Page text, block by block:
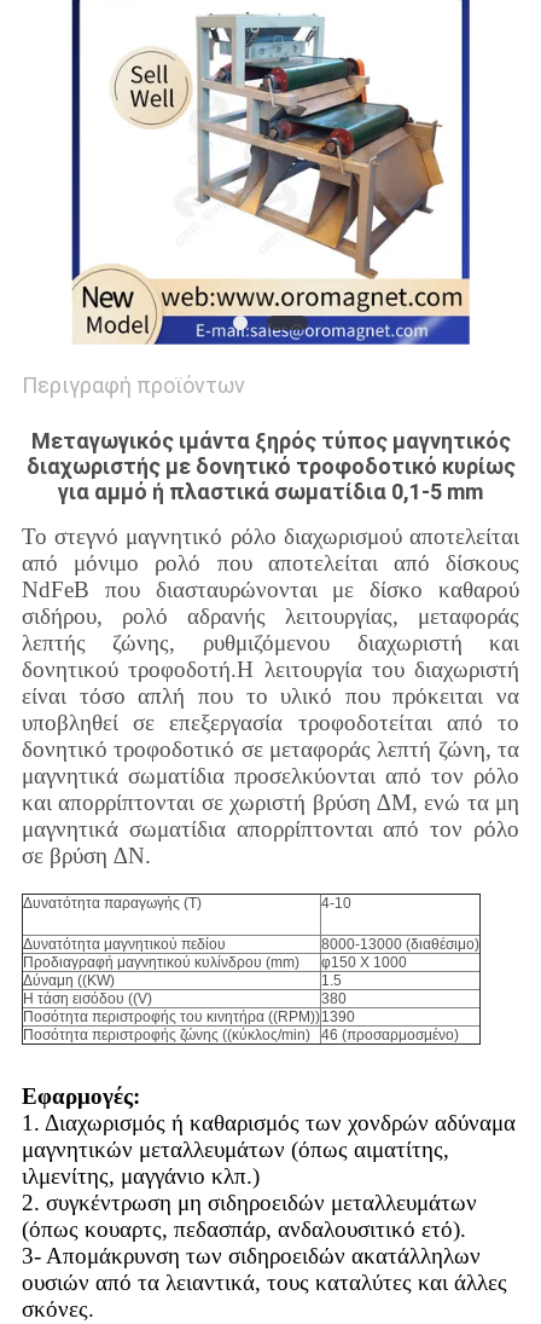
Περιγραφή προϊόντων
Μεταγωγικός ιμάντα ξηρός τύπος μαγνητικός
διαχωριστής με δονητικό τροφοδοτικό κυρίως
για αμμό ή πλαστικά σωματίδια 0,1-5 mm
Το στεγνό μαγνητικό ρόλο διαχωρισμού αποτελείται
από μόνιμο ρολό που αποτελείται από δίσκους
NdFeB που διασταυρώνονται με δίσκο καθαρού
σιδήρου, ρολό αδρανής λειτουργίας, μεταφοράς
λεπτής ζώνης, ρυθμιζόμενου διαχωριστή και
δονητικού τροφοδοτή.Η λειτουργία του διαχωριστή
είναι τόσο απλή που το υλικό που πρόκειται να
υποβληθεί σε επεξεργασία τροφοδοτείται από το
δονητικό τροφοδοτικό σε μεταφοράς λεπτή ζώνη, τα
μαγνητικά σωματίδια προσελκύονται από τον ρόλο
και απορρίπτονται σε χωριστή βρύση ∆Μ, ενώ τα μη
μαγνητικά σωματίδια απορρίπτονται από τον ρόλο
σε βρύση ∆Ν.
Δυνατότητα παραγωγής (Τ) 4-10
Δυνατότητα μαγνητικού πεδίου
8000-13000 (διαθέσιμο)
Προδιαγραφή μαγνητικού κυλίνδρου (mm)
φ150 X 1000
Δύναμη ((KW)
1.5
Η τάση εισόδου ((V)
380
Ποσότητα περιστροφής του κινητήρα ((RPM))1390
Ποσότητα περιστροφής ζώνης ((κύκλος/min)
46 (προσαρμοσμένο)
Εφαρμογές:
1. Διαχωρισμός ή καθαρισμός των χονδρών αδύναμα
μαγνητικών μεταλλευμάτων (όπως αιματίτης,
ιλμενίτης, μαγγάνιο κλπ.)
2. συγκέντρωση μη σιδηροειδών μεταλλευμάτων
(όπως κουαρτς, πεδασπάρ, ανδαλουσιτικό ετό).
3- Απομάκρυνση των σιδηροειδών ακατάλληλων
ουσιών από τα λειαντικά, τους καταλύτες και άλλες
σκόνες.